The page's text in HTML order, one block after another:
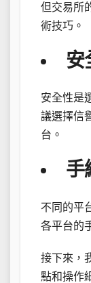
但交易所
術技巧。
安
安全性是
議選擇信
台。
手
不同的平
各平台的
接下來，
點和操作